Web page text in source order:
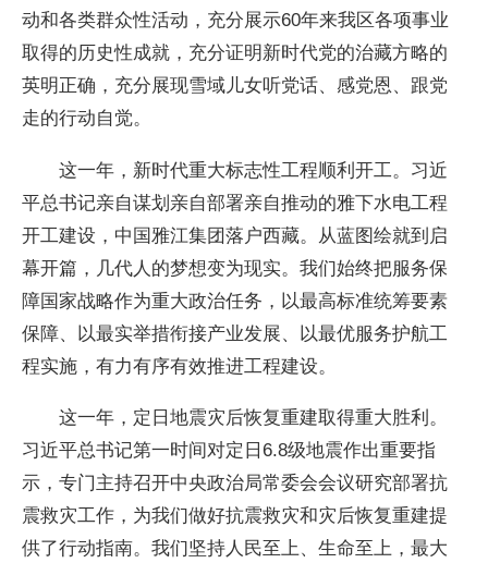
动和各类群众性活动，充分展示60年来我区各项事业
取得的历史性成就，充分证明新时代党的治藏方略的
英明正确，充分展现雪域儿女听党话、感党恩、跟党
走的行动自觉。
这一年，新时代重大标志性工程顺利开工。习近
平总书记亲自谋划亲自部署亲自推动的雅下水电工程
开工建设，中国雅江集团落户西藏。从蓝图绘就到启
幕开篇，几代人的梦想变为现实。我们始终把服务保
障国家战略作为重大政治任务，以最高标准统筹要素
保障、以最实举措衔接产业发展、以最优服务护航工
程实施，有力有序有效推进工程建设。
这一年，定日地震灾后恢复重建取得重大胜利。
习近平总书记第一时间对定日6.8级地震作出重要指
示，专门主持召开中央政治局常委会会议研究部署抗
震救灾工作，为我们做好抗震救灾和灾后恢复重建提
供了行动指南。我们坚持人民至上、生命至上，最大